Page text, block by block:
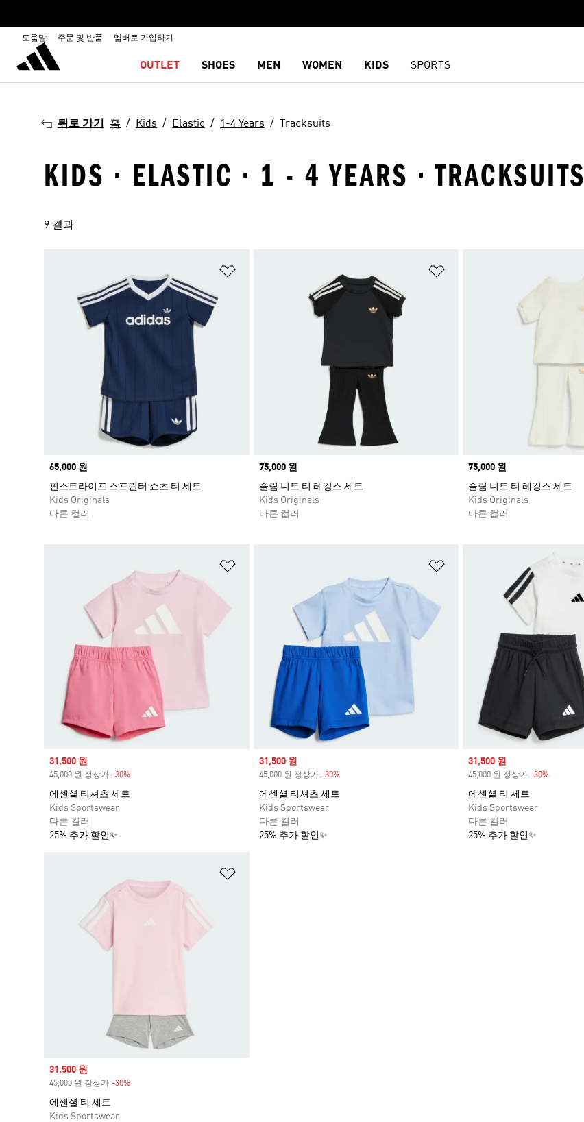
도움말 주문 및 반품 멤버로 가입하기
OUTLET SHOES MEN WOMEN KIDS SPORTS
뒤로 가기 홈 Kids Elastic 1-4 Years Tracksuits
KIDS · ELASTIC · 1 - 4 YEARS · TRACKSUITS
9 결과
Price
65,000 원
핀스트라이프 스프린터 쇼츠 티 세트
Kids Originals
다른 컬러
Price
75,000 원
슬림 니트 티 레깅스 세트
Kids Originals
다른 컬러
Price
75,000 원
슬림 니트 티 레깅스 세트
Kids Originals
다른 컬러
Sale price
31,500 원
45,000 원 정상가 -30%
에센셜 티셔츠 세트
Kids Sportswear
다른 컬러
25% 추가 할인✨
Sale price
31,500 원
45,000 원 정상가 -30%Discount
에센셜 티셔츠 세트
Kids Sportswear
다른 컬러
25% 추가 할인✨
Sale price
31,500 원
45,000 원 정상가 -30%
에센셜 티 세트
Kids Sportswear
다른 컬러
25% 추가 할인✨
Sale price
31,500 원
45,000 원 정상가 -30%
에센셜 티 세트
Kids Sportswear